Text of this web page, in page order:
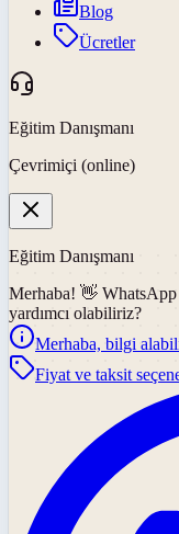
Blog
Ücretler
Eğitim Danışmanı
Çevrimiçi (online)
Eğitim Danışmanı
Merhaba! 👋
yardımcı olabiliriz?
Merhaba, bilgi
Fiyat ve taksit